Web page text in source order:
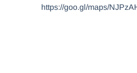
https://goo.gl/maps/